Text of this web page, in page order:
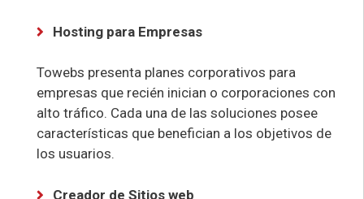
Hosting para Empresas
Towebs presenta planes corporativos para
empresas que recién inician o corporaciones con
alto tráfico. Cada una de las soluciones posee
características que benefician a los objetivos de
los usuarios.
Creador de Sitios web